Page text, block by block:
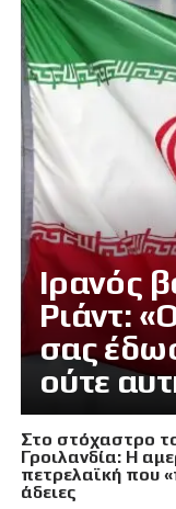
Ιρανός
Ριάντ:
σας
ούτε
Στο στόχαστρο
Γροιλανδία: Η
πετρελαϊκή που
άδειες